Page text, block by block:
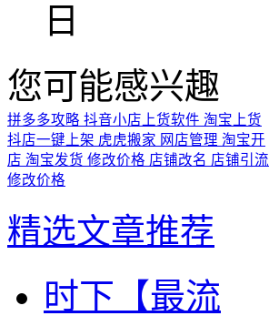
日
您可能感兴趣
拼多多攻略 抖音小店上货软件 淘宝上货
抖店一键上架 虎虎搬家 网店管理 淘宝开
店 淘宝发货 修改价格 店铺改名 店铺引流
修改价格
精选文章推荐
时下【最流